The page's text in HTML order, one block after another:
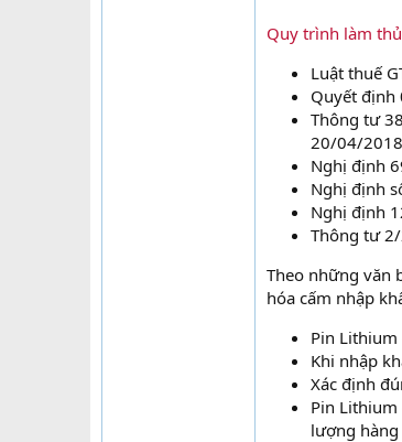
Quy trình làm
Luật thuế
Quyết định
Thông tư
20/04/
Nghị định
Nghị định
Nghị định
Thông tư
Theo những văn
hóa cấm nhập
Pin Lithium
Khi nhập
Xác định
Pin
lượng